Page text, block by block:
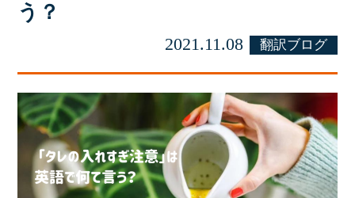
う？
2021.11.08 翻訳ブログ